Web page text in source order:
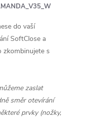
do vaší
SoftClose a
zkombinujete s
zaslat
směr otevírání
prvky (nožky,